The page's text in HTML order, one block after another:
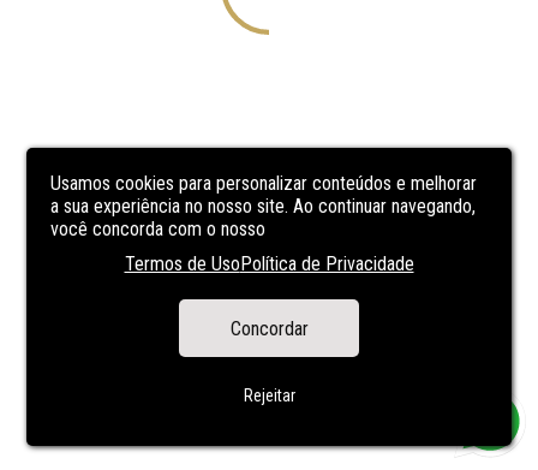
Usamos cookies para personalizar conteúdos e melhorar
a sua experiência no nosso site. Ao continuar navegando,
você concorda com o nosso
Termos de UsoPolítica de Privacidade
Concordar
Rejeitar